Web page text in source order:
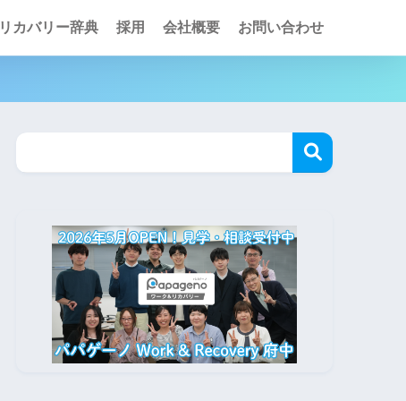
リカバリー辞典 採用 会社概要 お問い合わせ